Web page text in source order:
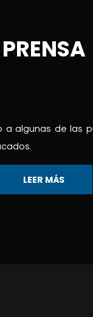
PRENSA
a algunas de las
LEER MÁS